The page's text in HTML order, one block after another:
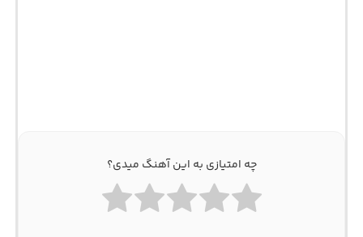
چه امتیازی به این آهنگ میدی؟